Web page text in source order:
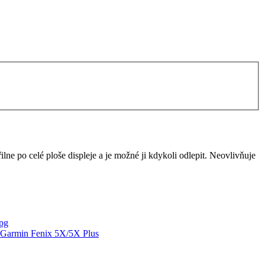
po celé ploše displeje a je možné ji kdykoli odlepit. Neovlivňuje
Fenix 5X/5X Plus